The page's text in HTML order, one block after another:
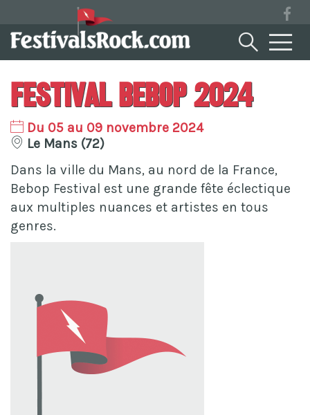
Festival Bebop 2024
Du 05 au 09 novembre 2024
Le Mans (72)
Dans la ville du Mans, au nord de la France,
Bebop Festival est une grande fête éclectique
aux multiples nuances et artistes en tous
genres.